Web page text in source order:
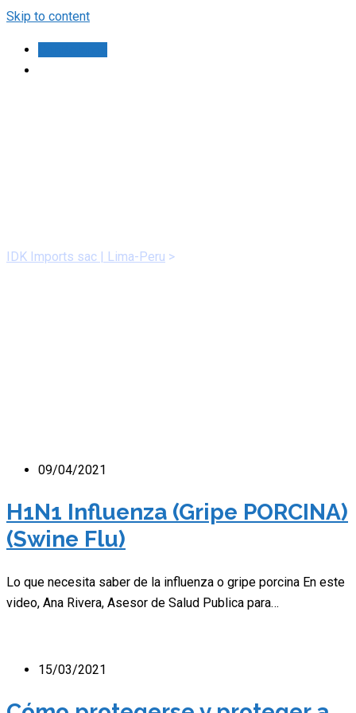
Skip to content
IDK Imports sac | Lima-Peru >
09/04/2021
H1N1 Influenza (Gripe PORCINA)
(Swine Flu)
Lo que necesita saber de la influenza o gripe porcina En este
video, Ana Rivera, Asesor de Salud Publica para…
15/03/2021